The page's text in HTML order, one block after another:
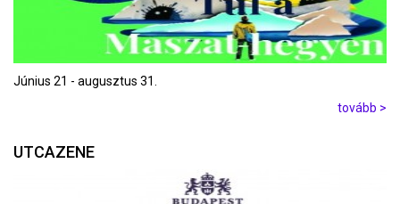
Június 21 - augusztus 31.
tovább >
UTCAZENE